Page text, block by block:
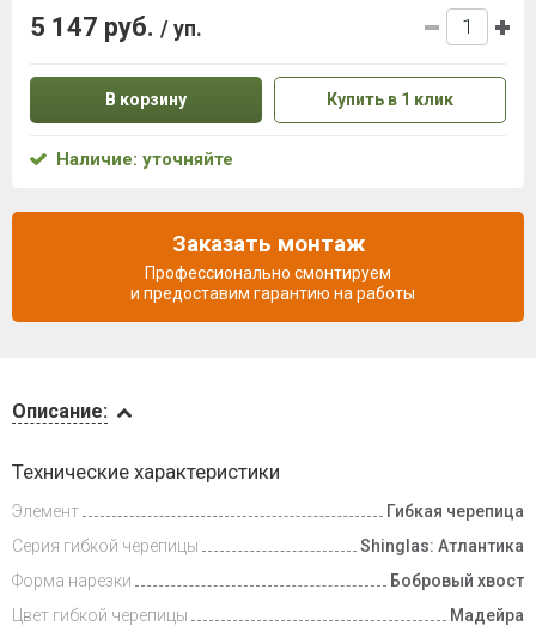
Видеообзоры
Доставка
Описание:
Технические характеристики
Элемент
Гибкая черепица
Серия гибкой черепицы
Shinglas: Атлантика
Форма нарезки
Бобровый хвост
Цвет гибкой черепицы
Мадейра
5 147 руб. / уп.
В корзину Купить в 1 клик
Наличие: уточняйте
Заказать монтаж
Профессионально смонтируем
и предоставим гарантию на работы